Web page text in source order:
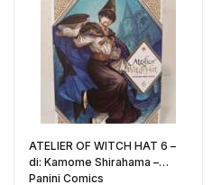
ATELIER OF WITCH HAT 6 –
di: Kamome Shirahama –
Panini Comics